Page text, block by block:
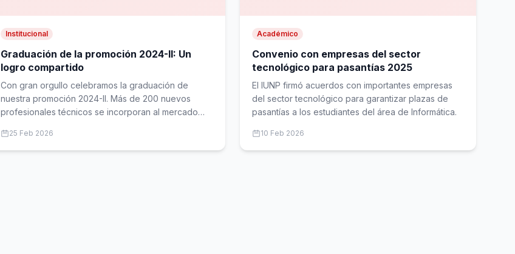
Institucional
Graduación de la promoción 2024-II: Un
logro compartido
Con gran orgullo celebramos la graduación de
nuestra promoción 2024-II. Más de 200 nuevos
profesionales técnicos se incorporan al mercado
25 Feb 2026
Académico
Convenio con empresas del sector
tecnológico para pasantías 2025
El IUNP firmó acuerdos con importantes empresas
del sector tecnológico para garantizar plazas de
pasantías a los estudiantes del área de Informática.
10 Feb 2026